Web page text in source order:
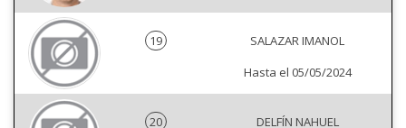
19
SALAZAR IMANOL
Hasta el 05/05/2024
20
DELFÍN NAHUEL